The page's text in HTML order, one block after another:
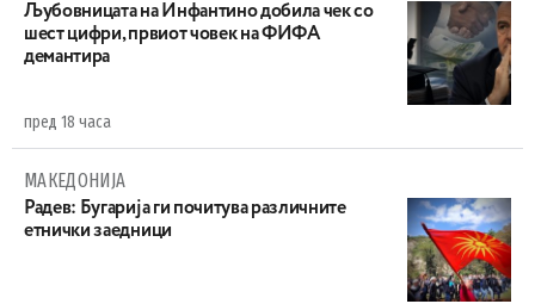
Љубовницата на Инфантино добила чек со
шест цифри, првиот човек на ФИФА
демантира
пред 18 часа
МАКЕДОНИЈА
Радев: Бугарија ги почитува различните
етнички заедници